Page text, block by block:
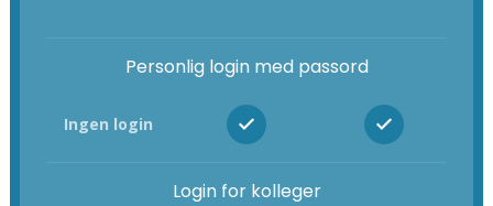
Personlig login med passord
Ingen login
Login for kolleger